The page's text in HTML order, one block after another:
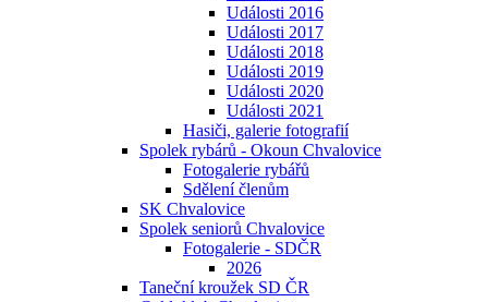
Události 2016
Události 2017
Události 2018
Události 2019
Události 2020
Události 2021
Hasiči, galerie fotografií
Spolek rybárů - Okoun Chvalovice
Fotogalerie rybářů
Sdělení členům
SK Chvalovice
Spolek seniorů Chvalovice
Fotogalerie - SDČR
2026
Taneční kroužek SD ČR